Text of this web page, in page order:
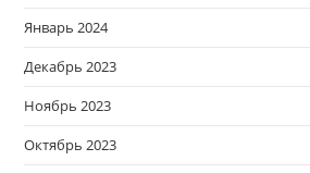
Январь 2024
Декабрь 2023
Ноябрь 2023
Октябрь 2023